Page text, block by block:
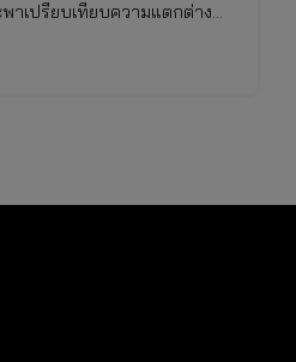
าเปรียบเทียบความแตกต่าง
ค่าเบี้ย และความเหมาะสมใน